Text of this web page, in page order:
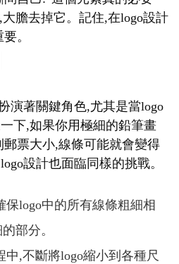
膽去掉它。記住,在logo設計
。
演著關鍵角色,尤其是當logo
下,如果你用極細的鉛筆畫
票大小,線條可能就會變得
設計也面臨同樣的挑戰。
logo中的所有線條粗細相
部分。
,不斷將logo縮小到各種尺